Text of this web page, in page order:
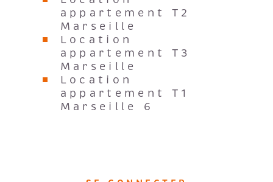
appartement T2
Marseille
Location
appartement T3
Marseille
Location
appartement T1
Marseille 6